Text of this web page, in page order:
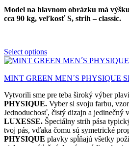
Model na hlavnom obrázku má
cca 90 kg, veľkosť S, strih – classic.
Select options
MINT GREEN MEN´S PHYSIQUE
Vytvorili sme pre teba široký výber
PHYSIQUE. Vyber si svoju farbu,
Jednoduchosť, čistý dizajn a jedinečný
LUXESSE. Špeciálny strih pása
tvoj pás, vďaka čomu sú symetrické
PHYSIQUE plavky spĺňajú všetky